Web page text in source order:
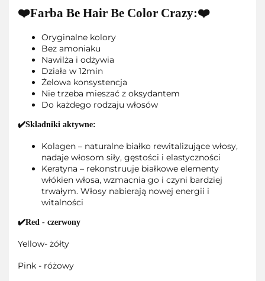
❤️Farba Be Hair Be Color Crazy:❤️
Oryginalne kolory
Bez amoniaku
Nawilża i odżywia
Działa w 12min
Żelowa konsystencja
Nie trzeba mieszać z oksydantem
Do każdego rodzaju włosów
✔️Składniki aktywne:
Kolagen – naturalne białko rewitalizujące włosy,
nadaje włosom siły, gęstości i elastyczności
Keratyna – rekonstruuje białkowe elementy
włókien włosa, wzmacnia go i czyni bardziej
trwałym. Włosy nabierają nowej energii i
witalności
✔️Red - czerwony
Yellow- żółty
Pink - różowy